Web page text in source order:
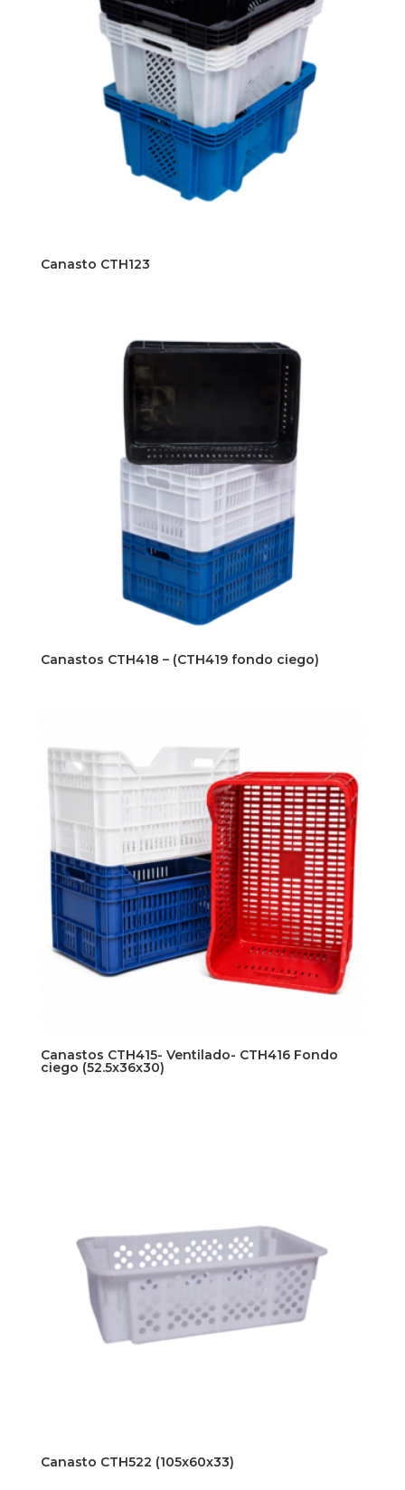
Canasto CTH123
Canastos CTH418 – (CTH419 fondo ciego)
Canastos CTH415- Ventilado- CTH416 Fondo
ciego (52.5x36x30)
Canasto CTH522 (105x60x33)